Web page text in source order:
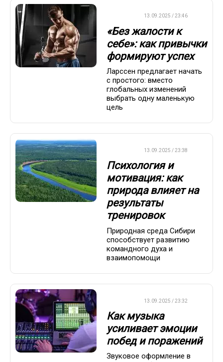
13.09.2025 / 23:46
«Без жалости к
себе»: как привычки
формируют успех
Ларссен предлагает начать
с простого: вместо
глобальных изменений
выбрать одну маленькую
цель
13.09.2025 / 23:38
Психология и
мотивация: как
природа влияет на
результаты
тренировок
Природная среда Сибири
способствует развитию
командного духа и
взаимопомощи
13.09.2025 / 23:32
Как музыка
усиливает эмоции
побед и поражений
Звуковое оформление в